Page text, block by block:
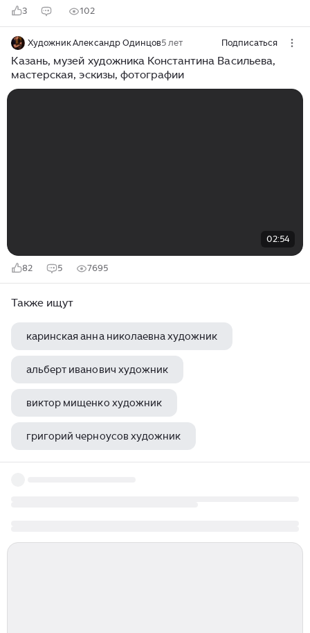
3 102
Художник Александр Одинцов5 лет Подписаться
Казань, музей художника Константина Васильева,
мастерская, эскизы, фотографии
02:54
82 5 7695
Также ищут
каринская анна николаевна художник
альберт иванович художник
виктор мищенко художник
григорий черноусов художник